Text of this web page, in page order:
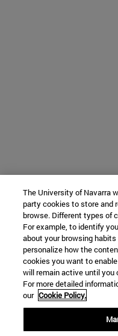
The University of Navarra
party cookies to store and
browse. Different types of
For example, to identify
about your browsing
personalize how the
cookies you want to
will remain active until you
For more detailed
our Cookie Policy.